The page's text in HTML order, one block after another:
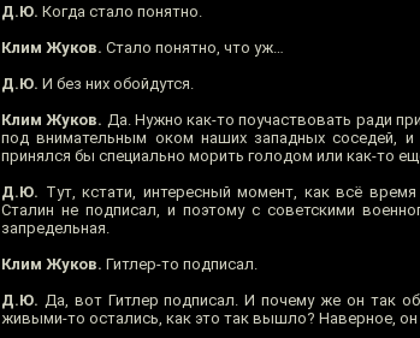
Д.Ю. Когда стало понятно.
Клим Жуков. Стало понятно, что уж…
Д.Ю. И без них обойдутся.
Клим Жуков. Да. Нужно как-то поучаствовать ради
под внимательным оком наших западных соседей,
принялся бы специально морить голодом или как-то
Д.Ю. Тут, кстати, интересный момент, как всё
Сталин не подписал, и поэтому с советскими
запредельная.
Клим Жуков. Гитлер-то подписал.
Д.Ю. Да, вот Гитлер подписал. И почему же он так
живыми-то остались, как это так вышло? Наверное,